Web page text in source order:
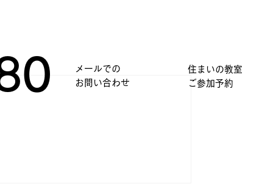
メールでの
​お問い合わせ
住まいの教室
​ご参加予約